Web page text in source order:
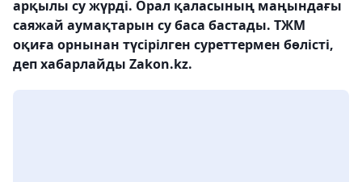
арқылы су жүрді. Орал қаласының маңындағы
саяжай аумақтарын су баса бастады. ТЖМ
оқиға орнынан түсірілген суреттермен бөлісті,
деп хабарлайды Zakon.kz.